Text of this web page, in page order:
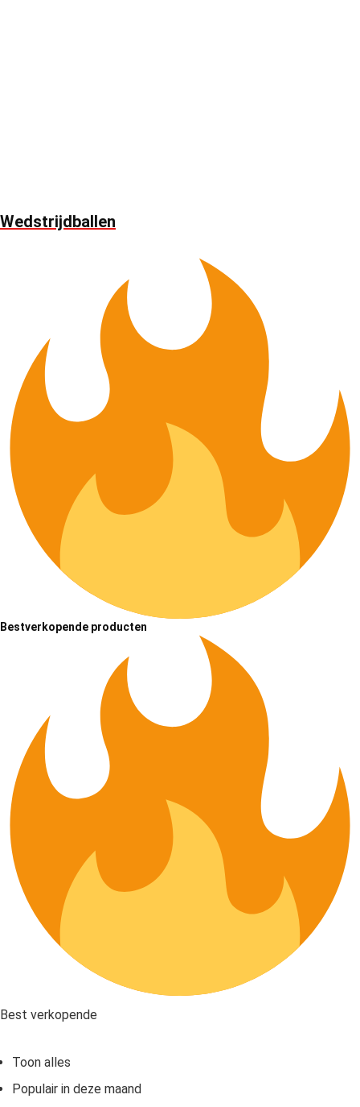
Wedstrijdballen
Bestverkopende producten
Best verkopende
Toon alles
Populair in deze maand